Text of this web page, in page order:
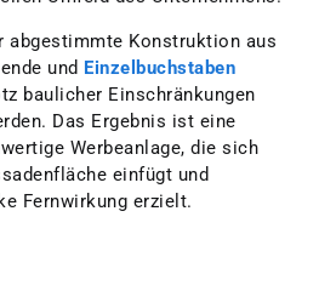
abgestimmte Konstruktion aus
und Einzelbuchstaben
baulicher Einschränkungen
Das Ergebnis ist eine
Werbeanlage, die sich
einfügt und
Fernwirkung erzielt.